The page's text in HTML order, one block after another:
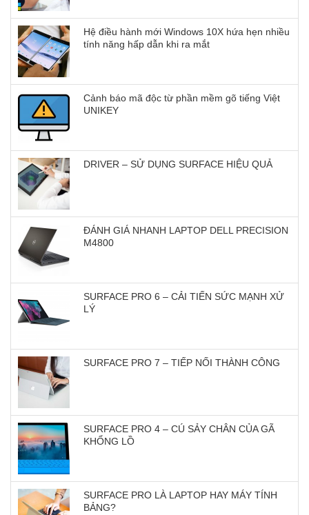
Hệ điều hành mới Windows 10X hứa hẹn nhiều
tính năng hấp dẫn khi ra mắt
Cảnh báo mã độc từ phần mềm gõ tiếng Việt
UNIKEY
DRIVER – SỬ DỤNG SURFACE HIỆU QUẢ
ĐÁNH GIÁ NHANH LAPTOP DELL PRECISION
M4800
SURFACE PRO 6 – CẢI TIẾN SỨC MẠNH XỬ
LÝ
SURFACE PRO 7 – TIẾP NỐI THÀNH CÔNG
SURFACE PRO 4 – CÚ SẢY CHÂN CỦA GÃ
KHỔNG LỒ
SURFACE PRO LÀ LAPTOP HAY MÁY TÍNH
BẢNG?